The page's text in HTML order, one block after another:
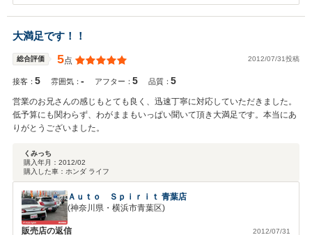
大満足です！！
総合評価 5点 2012/07/31投稿
接客：5 雰囲気：- アフター：5 品質：5
営業のお兄さんの感じもとても良く、迅速丁寧に対応していただきました。
低予算にも関わらず、わがままもいっぱい聞いて頂き大満足です。本当にあ
りがとうございました。
くみっち
購入年月： 2012/02
購入した車： ホンダ ライフ
Ａｕｔｏ Ｓｐｉｒｉｔ 青葉店
(神奈川県・横浜市青葉区)
販売店の返信 2012/07/31